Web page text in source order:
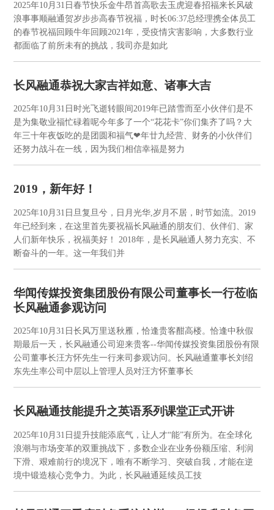
2025年10月31日春节快乐金牛昂首高歌去玉虎迎春招福来长风破
浪事事顺融通贺岁步步高春节祝福，时长06:37总经理携全体员工
的春节祝福回顾牛年回顾2021年，受疫情灾害影响，大多数行业
都面临了前所未有的挑战，我司亦是如此
长风融通恭祝大家吉祥如意、诸事大吉
2025年10月31日 时光飞逝转眼间2019年已踏雪而至小伙伴们是不
是为集敬业福忙碌着呢今年多了一个“花花卡”你们集齐了吗？大
年三十年夜饭吃的是团圆和福气❤年廿九经营、财务的小伙伴们
还努力战斗在一线，因为我们相信幸福是努力
2019，新年好！
2025年10月31日 旦复旦兮，日月光华,岁月不居，时节如流。2019
年已经到来，在这里首先要祝福长风融通的朋友们、伙伴们、家
人们新年快乐，祝福美好！ 2018年，是长风融通人努力充实、不
断奋斗的一年。这一年我们并
华闻传媒投资集团股份有限公司董事长一行莅临
长风融通参观访问
2025年10月31日长风万里送秋雁，恰逢贵客酣高楼。恰逢中秋假
期最后一天，长风融通公司迎来贵客--华闻传媒投资集团股份有限
公司董事长汪方怀先生一行来司参观访问。长风融通董事长刘绍
东先生率公司中层以上管理人员对汪方怀董事长
长风融通技能提升之英语系列课堂正式开讲
2025年10月31日提升技能添底气，让人才“能”有所为。在全球化
浪潮与市场变革的双重挑战下，多数企业在业务份额压缩、利润
下滑、艰难前行的境况下，唯有不断学习、突破自我，才能在逆
境中锻造核心竞争力。为此，长风融通延续员工技